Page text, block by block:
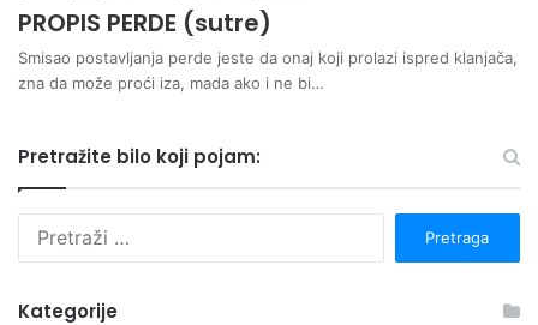
PROPIS PERDE (sutre)
Smisao postavljanja perde jeste da onaj koji prolazi ispred klanjača,
zna da može proći iza, mada ako i ne bi…
Pretražite bilo koji pojam:
Kategorije